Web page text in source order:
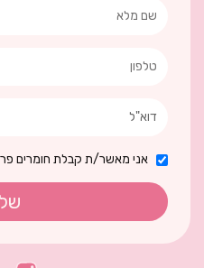
אני מאשר/ת קבלת חומרים